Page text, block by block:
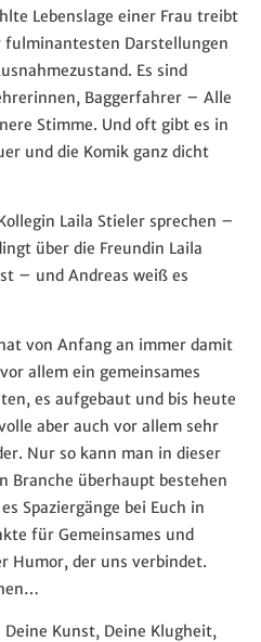
Lebenslage einer Frau treibt
fulminantesten Darstellungen
Es sind
Baggerfahrer – Alle
Stimme. Und oft gibt es in
und die Komik ganz dicht
Laila Stieler sprechen –
über die Freundin Laila
– und Andreas weiß es
von Anfang an immer damit
allem ein gemeinsames
es aufgebaut und bis heute
aber auch vor allem sehr
Nur so kann man in dieser
Branche überhaupt bestehen
Spaziergänge bei Euch in
für Gemeinsames und
Humor, der uns verbindet.
Kunst, Deine Klugheit,